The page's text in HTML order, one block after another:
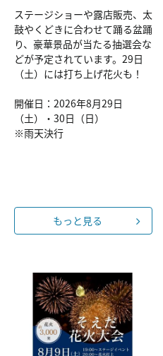
ステージショーや露店販売、太
鼓やくどきに合わせて踊る盆踊
り、豪華景品が当たる抽選会な
どが予定されています。29日
（土）には打ち上げ花火も！
開催日：2026年8月29日
（土）・30日（日）
※雨天決行
もっと見る